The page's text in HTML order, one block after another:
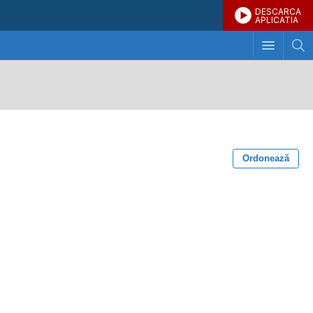
DESCARCA
APLICATIA
Ordonează